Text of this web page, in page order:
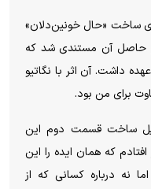
ساخت «حال خونین‌دلان»
و حاصل آن مستندی شد که
داشت. آن اثر با نگاتیو
ساخت قسمت دوم این
که همان ایده را این
نه درباره کسانی که از